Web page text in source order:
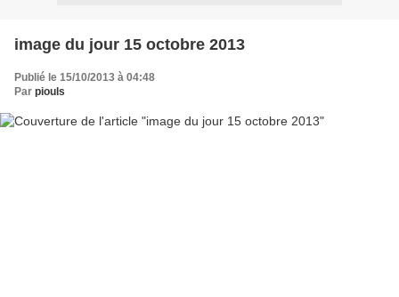
image du jour 15 octobre 2013
Publié le 15/10/2013 à 04:48
Par piouls